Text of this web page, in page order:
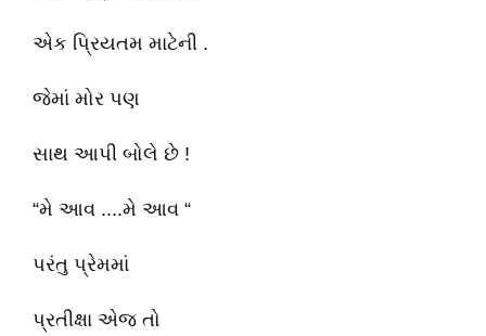
એક પ્રિયતમ માટેની .
જેમાં મોર પણ
સાથ આપી બોલે છે !
“મે આવ ....મે આવ “
પરંતુ પ્રેમમાં
પ્રતીક્ષા એજ તો